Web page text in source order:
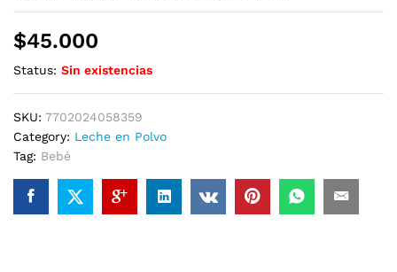
$45.000
Status: Sin existencias
SKU: 7702024058359
Category: Leche en Polvo
Tag: Bebé